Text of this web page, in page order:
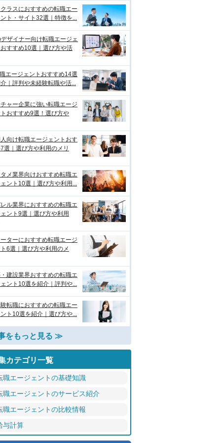
ラスにおすすめの転職エー
ト・サイト32選｜特徴を...
ザイナー向け転職エージェ
すすめ10選｜選び方や活
エージェントおすすめ14選
｜評判や未経験転職や活...
ャー企業に強い転職エージ
トおすすめ9選！選び方や
向け転職エージェントおす
選｜選び方や利用のメリ
メ業界向けおすすめ転職エ
ント10選｜選び方や利用...
ル業界におすすめの転職エ
ント9選｜選び方や利用
ターにおすすめ転職エージ
ト6選｜選び方や利用のメ
建設業界おすすめの転職エ
ント10選を紹介｜評判や...
転職におすすめの転職エー
ト10選を紹介｜選び方や...
をもっと見る ≫
カテゴリ一覧
職エージェントの基礎知識
職エージェントのサービス紹介
職エージェントの比較情報
与計算